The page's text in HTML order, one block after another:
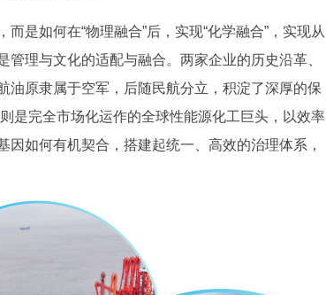
如何在“物理融合”后，实现“化学融合”，实现从
理与文化的适配与融合。两家企业的历史沿革、
油原隶属于空军，后随民航分立，积淀了深厚的保
是完全市场化运作的全球性能源化工巨头，以效率
如何有机契合，搭建起统一、高效的治理体系，